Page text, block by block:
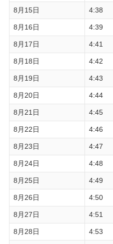
8月15日 4:38
8月16日 4:39
8月17日 4:41
8月18日 4:42
8月19日 4:43
8月20日 4:44
8月21日 4:45
8月22日 4:46
8月23日 4:47
8月24日 4:48
8月25日 4:49
8月26日 4:50
8月27日 4:51
8月28日 4:53